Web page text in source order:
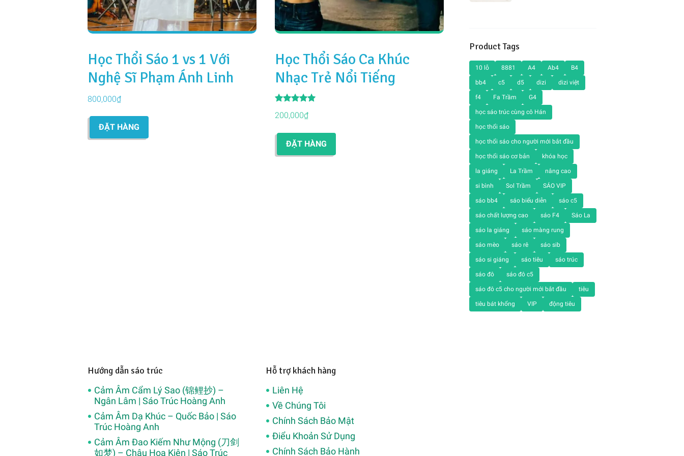
Học Thổi Sáo 1 vs 1 Với
Nghệ Sĩ Phạm Ánh Linh
(Online)
800,000₫
ĐẶT HÀNG
Học Thổi Sáo Ca Khúc
Nhạc Trẻ Nổi Tiếng
hạng
5 sao
200,000₫
ĐẶT HÀNG
Product Tags
10 lỗ 8881 A4 Ab4 B4
bb4 c5 d5 dizi dizi việt
f4 Fa Trầm G4
học sáo trúc cùng cô Hán
học thổi sáo
học thổi sáo cho người mới bắt đầu
học thổi sáo cơ bản khóa học
la giáng La Trầm nâng cao
si bình Sol Trầm SÁO VIP
sáo bb4 sáo biểu diễn sáo c5
sáo chất lượng cao sáo F4 Sáo La
sáo la giáng sáo màng rung
sáo mèo sáo rê sáo sib
sáo si giáng sáo tiêu sáo trúc
sáo đô sáo đô c5
sáo đô c5 cho người mới bắt đầu tiêu
tiêu bát khổng VIP động tiêu
Hướng dẫn sáo trúc
Cảm Âm Cẩm Lý Sao (锦鲤抄) –
Ngân Lâm | Sáo Trúc Hoàng Anh
Cảm Âm Dạ Khúc – Quốc Bảo | Sáo
Trúc Hoàng Anh
Cảm Âm Đao Kiếm Như Mộng (刀剑
如梦) – Châu Hoa Kiện | Sáo Trúc
Hỗ trợ khách hàng
Liên Hệ
Về Chúng Tôi
Chính Sách Bảo Mật
Điểu Khoản Sử Dụng
Chính Sách Bảo Hành